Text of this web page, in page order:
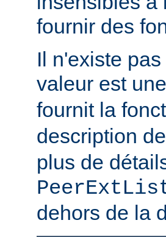
fournir des
Il n'existe
valeur est
fournit la
description
plus de
dehors de la